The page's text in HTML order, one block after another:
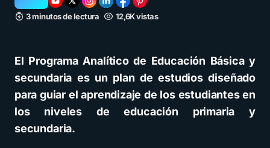
3 minutos de lectura 12,6K vistas
El Programa Analítico de Educación Básica y
secundaria es un plan de estudios diseñado
para guiar el aprendizaje de los estudiantes en
los niveles de educación primaria y
secundaria.